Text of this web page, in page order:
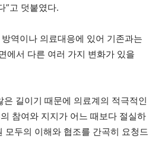
”고 덧붙였다.
역이나 의료대응에 있어 기존과는
에서 다른 여러 가지 변화가 있을
은 길이기 때문에 의료계의 적극적인
참여와 지지가 어느 때보다 절실하
모두의 이해와 협조를 간곡히 요청드